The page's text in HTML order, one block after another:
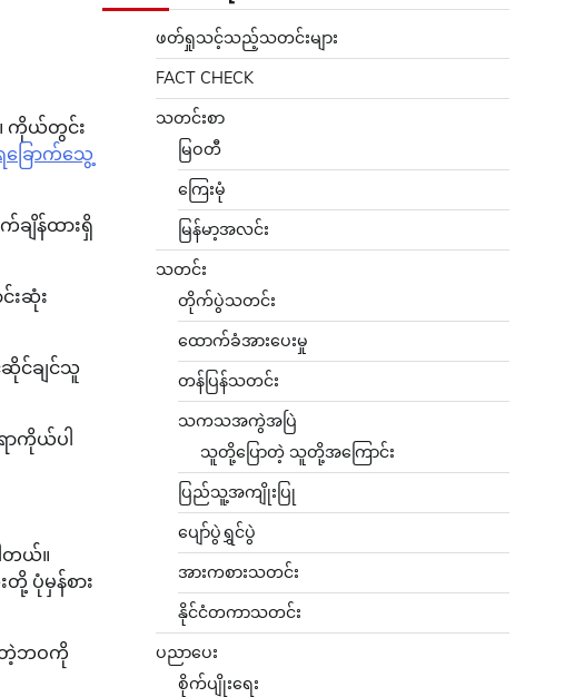
။ ကိုယ်တွင်း
ြောက်သွေ့
ျိန်ထားရှိ
းဆုံး
ဆိုင်ချင်သူ
ာကိုယ်ပါ
တယ်။
ပုံမှန်စား
ာတဲ့ဘဝကို
ဖတ်ရှုသင့်သည့်သတင်းများ
FACT CHECK
သတင်းစာ
မြဝတီ
ကြေးမုံ
မြန်မာ့အလင်း
သတင်း
တိုက်ပွဲသတင်း
ထောက်ခံအားပေးမှု
တန်ပြန်သတင်း
သကသအကွဲအပြဲ
သူတို့ပြောတဲ့ သူတို့အကြောင်း
ပြည်သူ့အကျိုးပြု
ပျော်ပွဲရွှင်ပွဲ
အားကစားသတင်း
နိုင်ငံတကာသတင်း
ပညာပေး
စိုက်ပျိုးရေး